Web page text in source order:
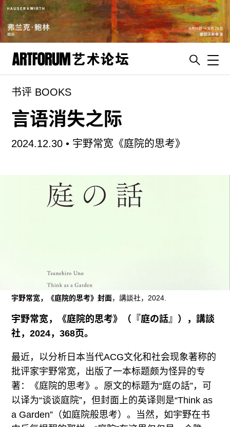
artguide
新闻
展评
杂志
ENGLISH
往期内容
联系我们
关注我们
书评 BOOKS
言语消失之际
2024.12.30 • 宇野常宽《庭院的思考》
宇野常宽，《庭院的思考》封面，講談社，2024.
宇野常宽，《庭院的思考》（『庭の話』），講談
社，2024，368页。
最近，以分析日本当代ACG文化和社会现象著称的
批评家宇野常宽，出版了一本标题颇为怪异的专
著：《庭院的思考》。原文的标题为“庭の話”，可
以译为“谈谈庭院”，但封面上的英译则是“Think as
a Garden”（如庭院般思考）。当然，如宇野在书